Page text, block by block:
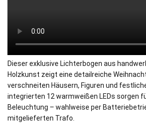
Dieser exklusive Lichterbogen aus
Holzkunst zeigt eine detailreiche
verschneiten Häusern, Figuren und
integrierten 12 warmweißen LEDs sorgen
Beleuchtung – wahlweise per
mitgelieferten Trafo.